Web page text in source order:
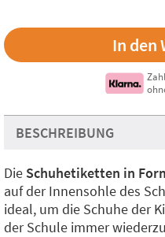
BESCHREIBUNG
Die Schuhetiketten in
auf der Innensohle des
ideal, um die Schuhe der
der Schule immer